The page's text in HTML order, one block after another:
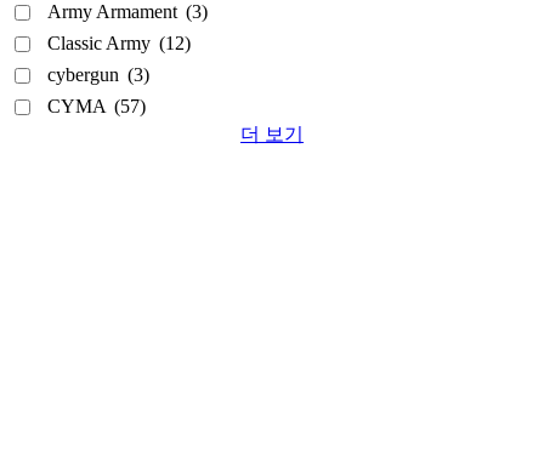
Army Armament (3)
Classic Army (12)
cybergun (3)
CYMA (57)
더 보기